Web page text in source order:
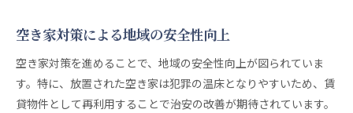
地域住民が主体となるプロジェクト推進
エコリノベーションの具体的手法
都市型賃貸モデルの新潮流
空き家対策による地域の安全性向上
空き家対策を進めることで、地域の安全性向上が図られていま
す。特に、放置された空き家は犯罪の温床となりやすいため、賃
貸物件として再利用することで治安の改善が期待されています。